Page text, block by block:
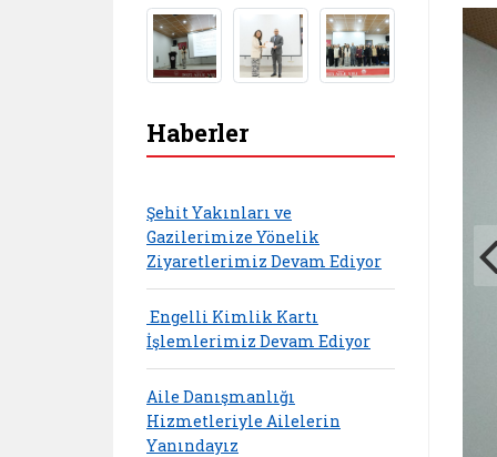
Haberler
Şehit Yakınları ve
Gazilerimize Yönelik
Ziyaretlerimiz Devam Ediyor
Engelli Kimlik Kartı
İşlemlerimiz Devam Ediyor
Aile Danışmanlığı
Hizmetleriyle Ailelerin
Yanındayız